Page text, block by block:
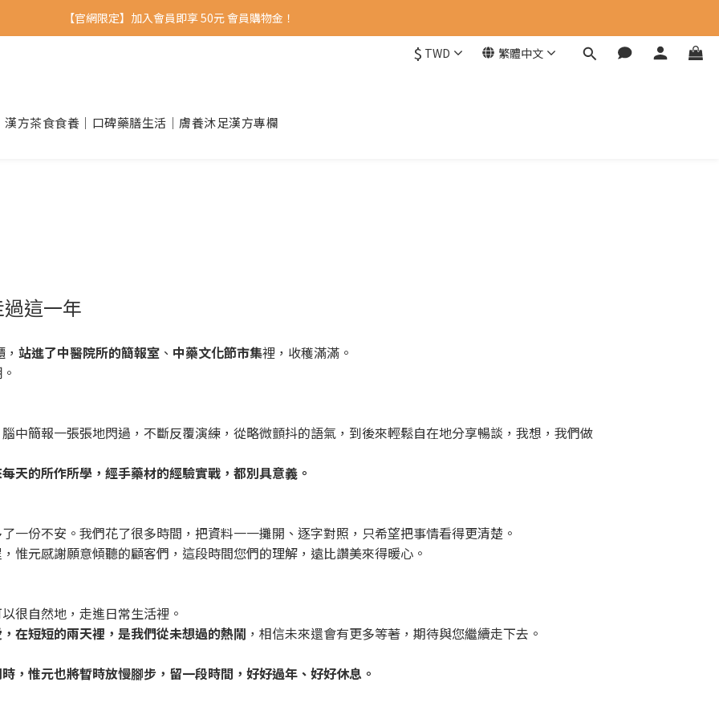
【官網限定】加入會員即享 50元 會員購物金！
$ TWD 繁體中文
漢方茶食食養｜口碑藥膳生活｜膚養沐足漢方專欄
這一年
站進了中醫院所的簡報室 、 中藥文化節市集裡，收穫滿滿。
中簡報一張張地閃過，不斷反覆演練，從略微顫抖的語氣，到後來輕鬆自在地分享暢談，我想，我們做
天的所作所學，經手藥材的經驗實戰，都別具意義。
一份不安。我們花了很多時間，把資料一一攤開、逐字對照，只希望把事情看得更清楚。
惟元感謝願意傾聽的顧客們，這段時間您們的理解，遠比讚美來得暖心。
很自然地，走進日常生活裡。
在短短的兩天裡，是我們從未想過的熱鬧 ，相信未來還會有更多等著，期待與您繼續走下去。
，惟元也將暫時放慢腳步，留一段時間，好好過年、好好休息。